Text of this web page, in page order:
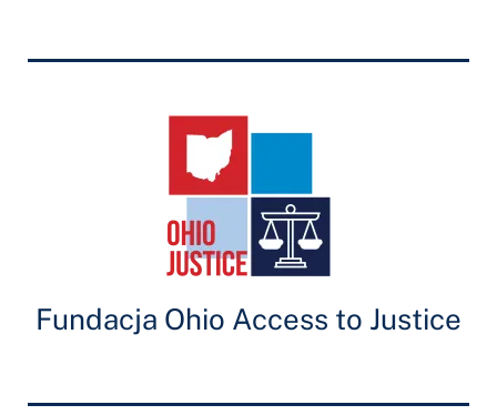
Fundacja Ohio Access to Justice